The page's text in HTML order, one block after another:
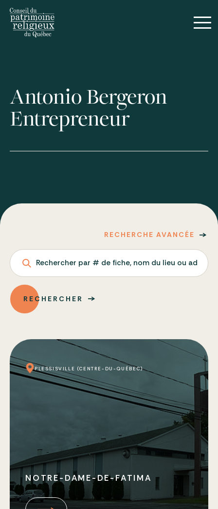
Antonio Bergeron
Entrepreneur
RECHERCHE AVANCÉE
Rechercher par # de fiche, nom du lieu ou adresse
RECHERCHER
PLESSISVILLE (CENTRE-DU-QUÉBEC)
NOTRE-DAME-DE-FATIMA